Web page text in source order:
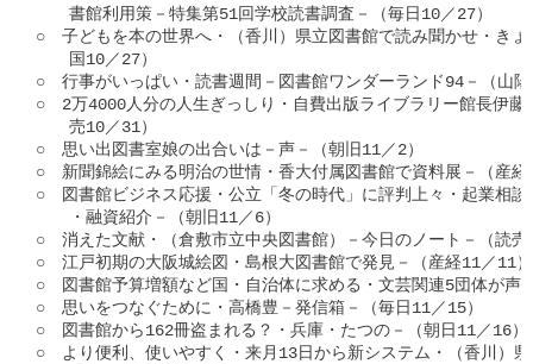
書館利用策－特集第51回学校読書調査－（毎日10／27）
○　子どもを本の世界へ・（香川）県立図書館で読み聞かせ・き
国10／27）
○　行事がいっぱい・読書週間－図書館ワンダーランド94－（山
○　2万4000人分の人生ぎっしり・自費出版ライブラリー館長伊
売10／31）
○　思い出図書室娘の出合いは－声－（朝旧11／2）
○　新聞錦絵にみる明治の世情・香大付属図書館で資料展－（産
○　図書館ビジネス応援・公立「冬の時代」に評判上々・起業相
・融資紹介－（朝旧11／6）
○　消えた文献・（倉敷市立中央図書館）－今日のノート－（読
○　江戸初期の大阪城絵図・島根大図書館で発見－（産経11／11）
○　図書館予算増額など国・自治体に求める・文芸関連5団体が声
○　思いをつなぐために・高橋豊－発信箱－（毎日11／15）
○　図書館から162冊盗まれる？・兵庫・たつの－（朝日11／16）
○　より便利、使いやすく・来月13日から新システム・（香川）